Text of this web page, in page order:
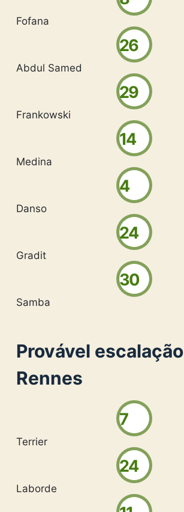
Fofana
26
Abdul Samed
29
Frankowski
14
Medina
4
Danso
24
Gradit
30
Samba
Provável escalação
Rennes
7
Terrier
24
Laborde